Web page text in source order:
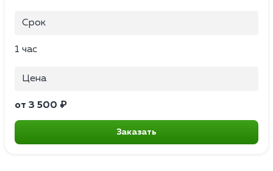
Срок
1 час
Цена
от 3 500 ₽
Заказать